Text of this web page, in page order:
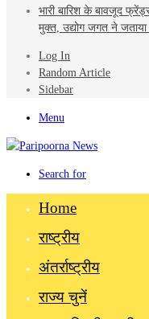
भारी बारिश के बावजूद
मुक्त, उद्योग जगत ने
Log In
Random Article
Sidebar
Menu
Search for
Home
राष्ट्रीय
अंतर्राष्ट्रीय
राज्य चुनें